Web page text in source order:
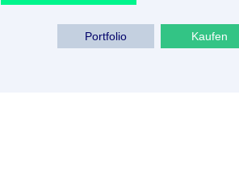
Kaufen
Portfolio